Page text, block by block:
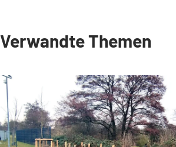
Verwandte Themen